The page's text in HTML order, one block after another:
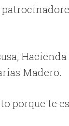
Hacienda
Madero.
porque te